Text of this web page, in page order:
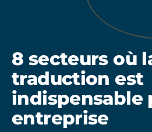
8 secteurs où
traduction est
indispensable
entreprise